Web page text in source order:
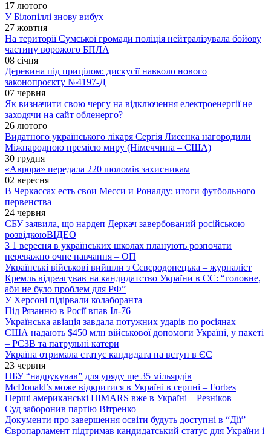
17 лютого
У Білопіллі знову вибух
27 жовтня
На території Сумської громади поліція нейтралізувала бойову
частину ворожого БПЛА
08 січня
Деревина під прицілом: дискусії навколо нового
законопроєкту №4197-Д
07 червня
Як визначити свою чергу на відключення електроенергії не
заходячи на сайт обленерго?
26 лютого
Видатного українського лікаря Сергія Лисенка нагородили
Міжнародною премією миру (Німеччина – США)
30 грудня
«Аврора» передала 220 шоломів захисникам
02 вересня
В Черкассах есть свои Месси и Роналду: итоги футбольного
первенства
24 червня
СБУ заявила, що нардеп Деркач завербований російською
розвідкоюВІДЕО
З 1 вересня в українських школах планують розпочати
переважно очне навчання – ОП
Українські військові вийшли з Сєвєродонецька – журналіст
Кремль відреагував на кандидатство України в ЄС: “головне,
аби не було проблем для РФ”
У Херсоні підірвали колаборанта
Під Рязанню в Росії впав Іл-76
Українська авіація завдала потужних ударів по росіянах
США надають $450 млн військової допомоги Україні, у пакеті
– РСЗВ та патрульні катери
Україна отримала статус кандидата на вступ в ЄС
23 червня
НБУ “надрукував” для уряду ще 35 мільярдів
McDonald’s може відкритися в Україні в серпні – Forbes
Перші американські HIMARS вже в Україні – Резніков
Суд заборонив партію Вітренко
Документи про завершення освіти будуть доступні в “Дії”
Європарламент підтримав кандидатський статус для України і